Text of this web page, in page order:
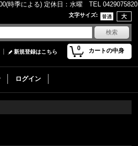
時季による) 定休日：水曜 TEL 0429075820
文字サイズ:
0 カートの中身
新規登録はこちら
ログイン